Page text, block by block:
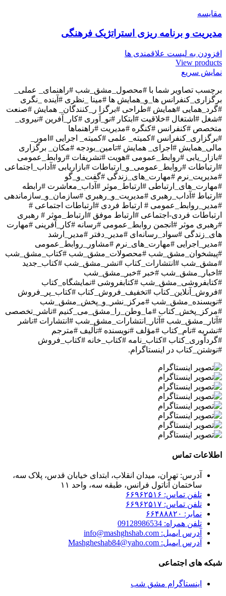
مقایسه
مدیریت و برنامه ریزی استراتژیک فرهنگی
افزودن به لیست علاقمندی ها
View products
نمایش سریع
برچسب تصاویر شما با #محصول_مشق_شب #راهنمای_ عملی_
برگزاری_کنفرانس ها_و_همایش ها #مینا _نظری #آینده _نگری
#گرد_همایی #همایش #طراحی #برگزا ر_کنندگان_ همایش #صنعت
#شغل #اشتغال #خلاقیت #ابتکار #نو_آوری #کار_آفرین #نیروی_
متخصص #کنفرانس #کنگره #مدیریت #راهنماها
#برگزاری_کنفرانس #کمیته_ علمی #کمیته_ اجرایی #امور_
مالی_همایش #اجرای_ همایش #تامین_بودجه #مکان_ برگزاری
#بازار_یابی #روابط_عمومی #هویت #تشریفات #روابط_عمومی
#ارتباطات #روابط_عمومی_و_ارتباطات #بازاریابی #آداب_اجتماعی
#مدیریت_نرم #مهارت_های_زندگی #گفت_و_گو
#مهارت_های_ارتباطی #ارتباط_موثر #آداب_معاشرت #رابطه
#ارتباط #آداب_رهبری #مدیریت_و_رهبری #سازمان_و_سازماندهی
#مدیر_روابط_عمومی # ارتباط فردی #ارتباطات اجتماعی #
ارتباطات فردی-اجتماعی #ارتباط موفق #ارتباط_موثر # رهبری
#رهبری موثر #انجمن روابط_عمومی #رسانه #کار_آفرینی #مهارت
های_زندگی #سواد_رسانه‌ای #مدیر_دفتر #مدیر_ارشد
#مدیر_اجرایی #مهارت_های_نرم #مشاور_روابط_عمومی
#پیشخوان_مشق_شب #محصولات_مشق_شب #کتاب_مشق_شب
#مشق_شب #انتشارات_کتاب #نشر_مشق_شب #کتاب_جدید
#اخبار_مشق_شب #خبر #خبر_مشق_شب
#کتابفروشی_مشق_شب #کتابفروشی #نمایشگاه_کتاب
#فروش_آنلاین_کتاب #تخفیف_فروش_کتاب #کتاب_پر_فروش
#نویسنده_مشق_شب #مرکز_نشر_و_پخش_مشق_شب
#مرکز_پخش_کتاب #ما_وطن_را_مشق_می_کنیم #ناشر_تخصصی
#آثار_مشق_شب #آثار_انتشارات_مشق_شب #انتشارات #ناشر
#نشریه #نام_کتاب #مؤلف #نویسنده #تألیف #مترجم
#گردآوری_کتاب #کتاب_نامه #کتاب_خانه #کتاب_فروش
#نوشتن_کتاب در اینستاگرام.
اطلاعات تماس
آدرس: تهران، میدان انقلاب، ابتدای خیابان قدس، پلاک سه،
ساختمان آناتول فرانس، طبقه سه، واحد ۱۱
تلفن تماس: ۶۶۹۶۲۵۱۶
تلفن تماس: ۶۶۹۶۲۵۱۷
نمابر: ۶۶۴۸۸۸۲۰
تلفن همراه: 09128986534
آدرس ایمیل: info@mashghshab.com
آدرس ایمیل: Mashgheshab84@yaho.com
شبکه های اجتماعی
اینستاگرام مشق شب